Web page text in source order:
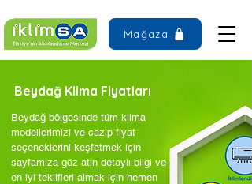
Mağaza
Beydağ Klima Fiyatları
Beydağ bölgesinde tüm klima
modellerimizi ve cazip fiyat
seçeneklerini keşfetmek için
sayfamıza göz atın detaylı bilgi ve
en iyi teklifleri almak için hemen